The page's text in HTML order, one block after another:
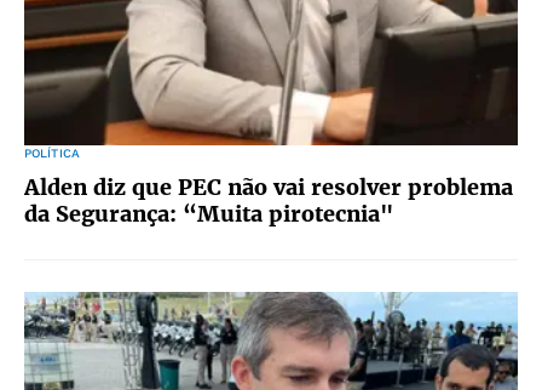
POLÍTICA
Alden diz que PEC não vai resolver problema
da Segurança: “Muita pirotecnia"